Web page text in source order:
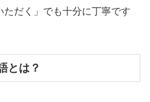
だく」でも十分に丁寧です
とは？